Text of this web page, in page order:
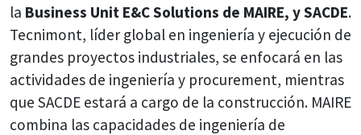
la Business Unit E&C Solutions de MAIRE, y SACDE.
Tecnimont, líder global en ingeniería y ejecución de
grandes proyectos industriales, se enfocará en las
actividades de ingeniería y procurement, mientras
que SACDE estará a cargo de la construcción. MAIRE
combina las capacidades de ingeniería de